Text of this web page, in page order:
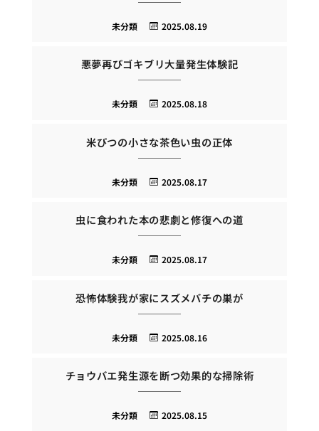
2025.08.19
未分類
悪夢再びゴキブリ大量発生体験記
2025.08.18
未分類
米びつの小さな茶色い虫の正体
2025.08.17
未分類
虫に食われた本の悲劇と修復への道
2025.08.17
未分類
恐怖体験我が家にスズメバチの巣が
2025.08.16
未分類
チョウバエ発生源を断つ効果的な掃除術
2025.08.15
未分類